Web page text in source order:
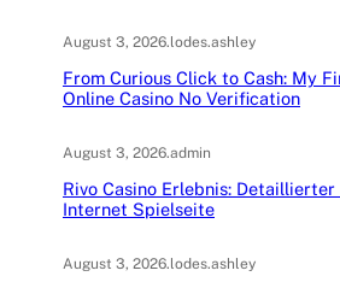
August 3, 2026.lodes.ashley
From Curious Click to Cash: My
Online Casino No Verification
August 3, 2026.admin
Rivo Casino Erlebnis:
Internet Spielseite
August 3, 2026.lodes.ashley